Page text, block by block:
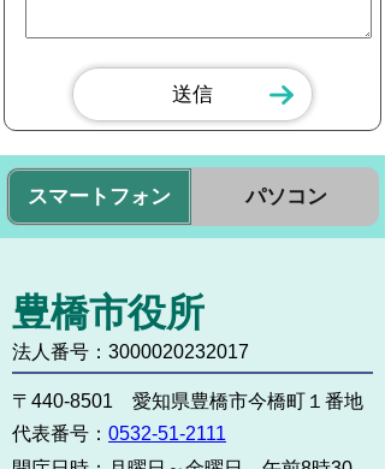
スマートフォン パソコン
豊橋市役所
法人番号：3000020232017
〒440-8501 愛知県豊橋市今橋町１番地
代表番号： 0532-51-2111